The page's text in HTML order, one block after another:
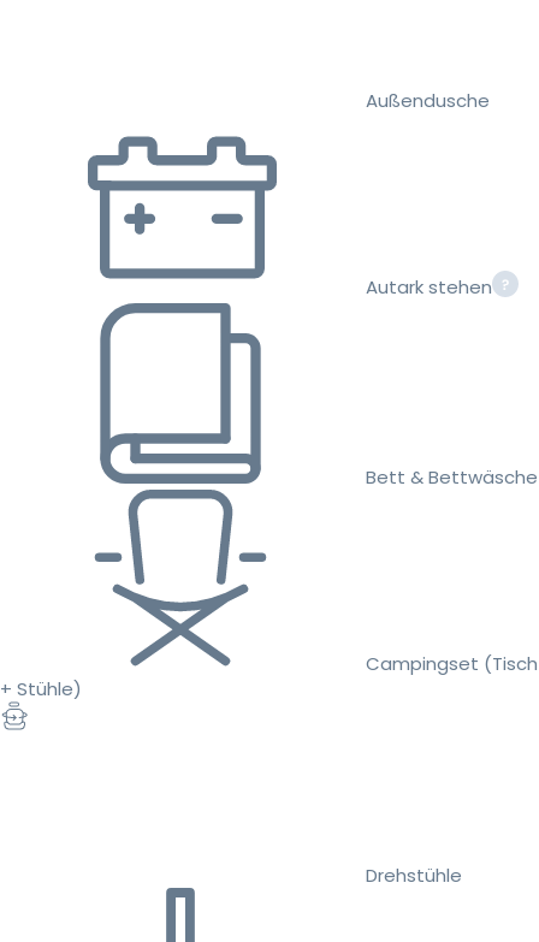
Außendusche
Autark stehen
Bett & Bettwäsche
Campingset (Tisch
+ Stühle)
Drehstühle